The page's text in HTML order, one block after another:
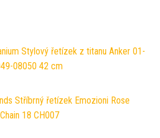
Stylový řetízek z titanu Anker 01-
08050 42 cm
Stříbrný řetízek Emozioni Rose
18 CH007